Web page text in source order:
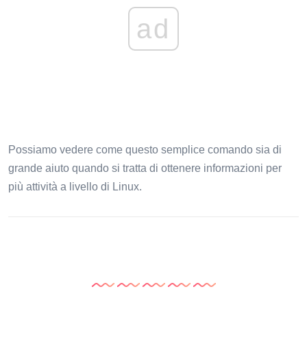
ad
Possiamo vedere come questo semplice comando sia di
grande aiuto quando si tratta di ottenere informazioni per
più attività a livello di Linux.